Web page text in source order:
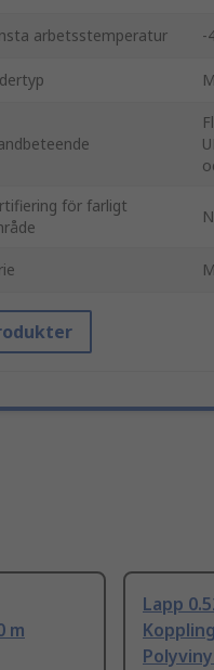
arbetsstemperatur -
för farligt
m
Lapp